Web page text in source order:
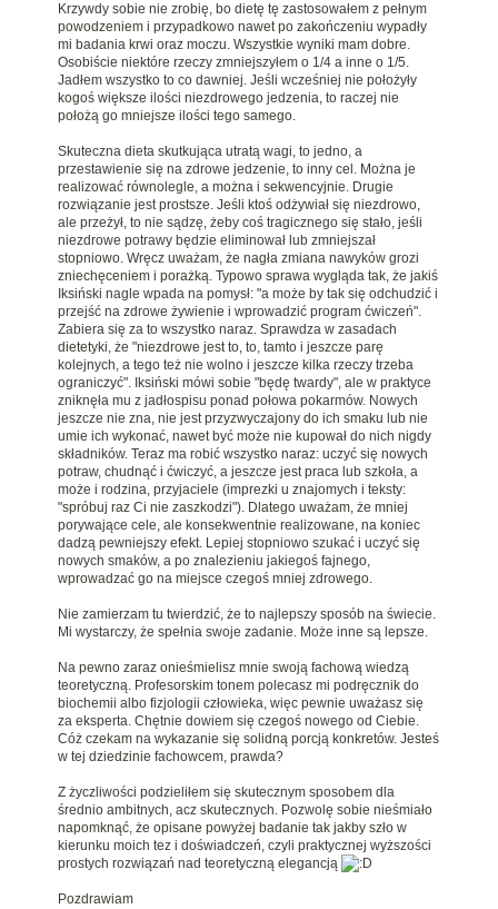
Krzywdy sobie nie zrobię, bo dietę tę zastosowałem z pełnym
powodzeniem i przypadkowo nawet po zakończeniu wypadły
mi badania krwi oraz moczu. Wszystkie wyniki mam dobre.
Osobiście niektóre rzeczy zmniejszyłem o 1/4 a inne o 1/5.
Jadłem wszystko to co dawniej. Jeśli wcześniej nie położyły
kogoś większe ilości niezdrowego jedzenia, to raczej nie
położą go mniejsze ilości tego samego.
Skuteczna dieta skutkująca utratą wagi, to jedno, a
przestawienie się na zdrowe jedzenie, to inny cel. Można je
realizować równolegle, a można i sekwencyjnie. Drugie
rozwiązanie jest prostsze. Jeśli ktoś odżywiał się niezdrowo,
ale przeżył, to nie sądzę, żeby coś tragicznego się stało, jeśli
niezdrowe potrawy będzie eliminował lub zmniejszał
stopniowo. Wręcz uważam, że nagła zmiana nawyków grozi
zniechęceniem i porażką. Typowo sprawa wygląda tak, że jakiś
Iksiński nagle wpada na pomysł: "a może by tak się odchudzić i
przejść na zdrowe żywienie i wprowadzić program ćwiczeń".
Zabiera się za to wszystko naraz. Sprawdza w zasadach
dietetyki, że "niezdrowe jest to, to, tamto i jeszcze parę
kolejnych, a tego też nie wolno i jeszcze kilka rzeczy trzeba
ograniczyć". Iksiński mówi sobie "będę twardy", ale w praktyce
zniknęła mu z jadłospisu ponad połowa pokarmów. Nowych
jeszcze nie zna, nie jest przyzwyczajony do ich smaku lub nie
umie ich wykonać, nawet być może nie kupował do nich nigdy
składników. Teraz ma robić wszystko naraz: uczyć się nowych
potraw, chudnąć i ćwiczyć, a jeszcze jest praca lub szkoła, a
może i rodzina, przyjaciele (imprezki u znajomych i teksty:
"spróbuj raz Ci nie zaszkodzi"). Dlatego uważam, że mniej
porywające cele, ale konsekwentnie realizowane, na koniec
dadzą pewniejszy efekt. Lepiej stopniowo szukać i uczyć się
nowych smaków, a po znalezieniu jakiegoś fajnego,
wprowadzać go na miejsce czegoś mniej zdrowego.
Nie zamierzam tu twierdzić, że to najlepszy sposób na świecie.
Mi wystarczy, że spełnia swoje zadanie. Może inne są lepsze.
Na pewno zaraz onieśmielisz mnie swoją fachową wiedzą
teoretyczną. Profesorskim tonem polecasz mi podręcznik do
biochemii albo fizjologii człowieka, więc pewnie uważasz się
za eksperta. Chętnie dowiem się czegoś nowego od Ciebie.
Cóż czekam na wykazanie się solidną porcją konkretów. Jesteś
w tej dziedzinie fachowcem, prawda?
Z życzliwości podzieliłem się skutecznym sposobem dla
średnio ambitnych, acz skutecznych. Pozwolę sobie nieśmiało
napomknąć, że opisane powyżej badanie tak jakby szło w
kierunku moich tez i doświadczeń, czyli praktycznej wyższości
prostych rozwiązań nad teoretyczną elegancją
Pozdrawiam